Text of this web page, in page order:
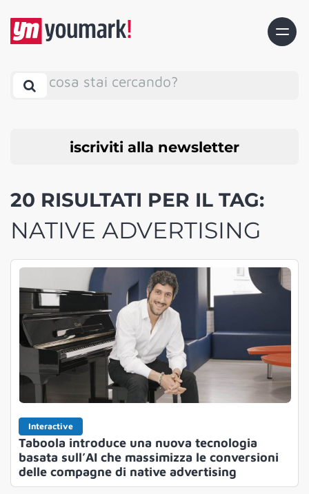
cosa stai cercando?
iscriviti alla newsletter
20 RISULTATI PER IL TAG:
NATIVE ADVERTISING
Interactive
Taboola introduce una nuova tecnologia
basata sull’AI che massimizza le conversioni
delle compagne di native advertising